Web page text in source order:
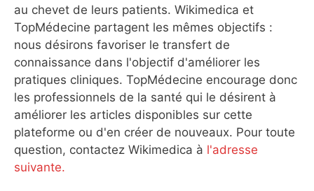
au chevet de leurs patients. Wikimedica et
TopMédecine partagent les mêmes objectifs :
nous désirons favoriser le transfert de
connaissance dans l'objectif d'améliorer les
pratiques cliniques. TopMédecine encourage donc
les professionnels de la santé qui le désirent à
améliorer les articles disponibles sur cette
plateforme ou d'en créer de nouveaux. Pour toute
question, contactez Wikimedica à l'adresse
suivante.